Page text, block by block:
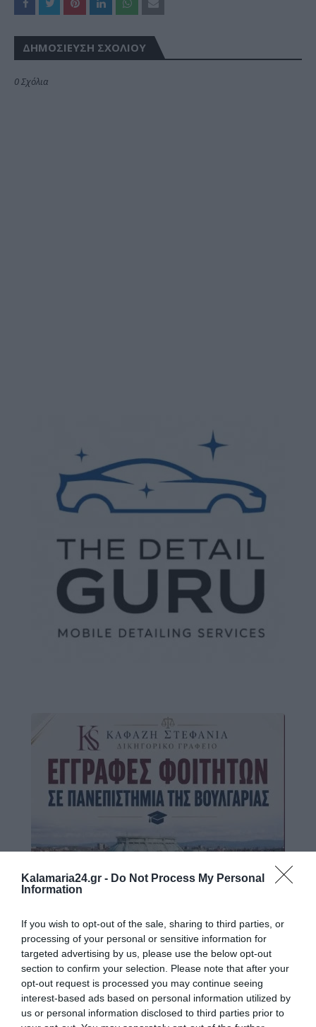
Kalamaria24.gr - Do Not Process My Personal
Information
If you wish to opt-out of the sale, sharing to third parties, or
processing of your personal or sensitive information for
targeted advertising by us, please use the below opt-out
section to confirm your selection. Please note that after your
opt-out request is processed you may continue seeing
interest-based ads based on personal information utilized by
us or personal information disclosed to third parties prior to
ΔΗΜΟΣΊΕΥΣΗ ΣΧΟΛΊΟΥ
0 Σχόλια